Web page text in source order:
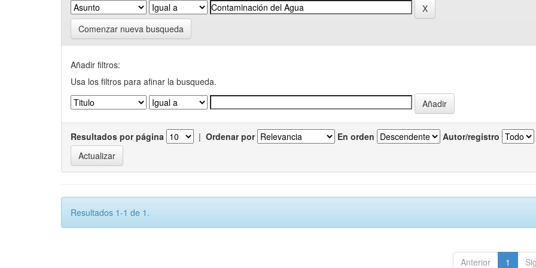
Comenzar nueva busqueda
Añadir filtros:
Usa los filtros para afinar la busqueda.
Resultados por página | Ordenar por En orden Autor/registro
Resultados 1-1 de 1.
Anterior 1